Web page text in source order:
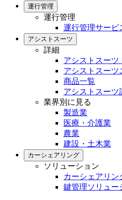
運行管理
運行管理
運行管理サービ
アシストスーツ
詳細
アシストスーツ
アシストスーツ
商品一覧
アシストスーツ
業界別に見る
製造業
医療・介護業
農業
建設・土木業
カーシェアリング
ソリューション
カーシェアリン
鍵管理ソリュー